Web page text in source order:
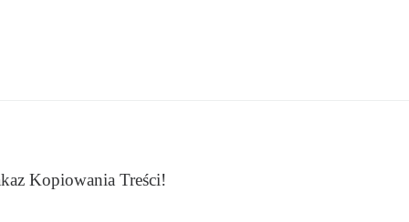
Kopiowania Treści!